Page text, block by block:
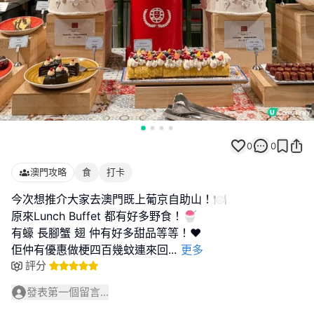
0 0
澳門攻略 食 打卡
今次想推介大家去澳門既上葡京自助山！🍽️
原來Lunch Buffet 都有好多野食！🍧
有蠔 長腳蟹 翅 仲有好多甜品等等！❤️
佢仲有優惠做梗四百幾蚊連來回... 更多
評分
發表第一個留言...